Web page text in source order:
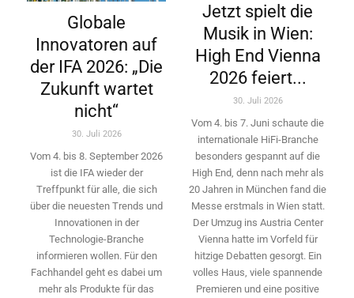
Globale
Innovatoren auf
der IFA 2026: „Die
Zukunft wartet
nicht“
30. Juli 2026
Vom 4. bis 8. September 2026
ist die IFA wieder der
Treffpunkt für alle, die sich
über die neuesten Trends und
Innovationen in der
Technologie-­Branche
informieren wollen. Für den
Fachhandel geht es dabei um
mehr als Produkte für das
Jetzt spielt die
Musik in Wien:
High End Vienna
2026 feiert...
30. Juli 2026
Vom 4. bis 7. Juni schaute die
internationale HiFi-Branche
besonders gespannt auf die
High End, denn nach mehr als
20 Jahren in München fand die
Messe erstmals in Wien statt.
Der Umzug ins Austria Center
Vienna hatte im Vorfeld für
hitzige Debatten gesorgt. Ein
volles Haus, viele spannende
Premieren und eine positive